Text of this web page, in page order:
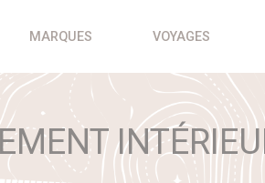
MARQUES VOYAGES